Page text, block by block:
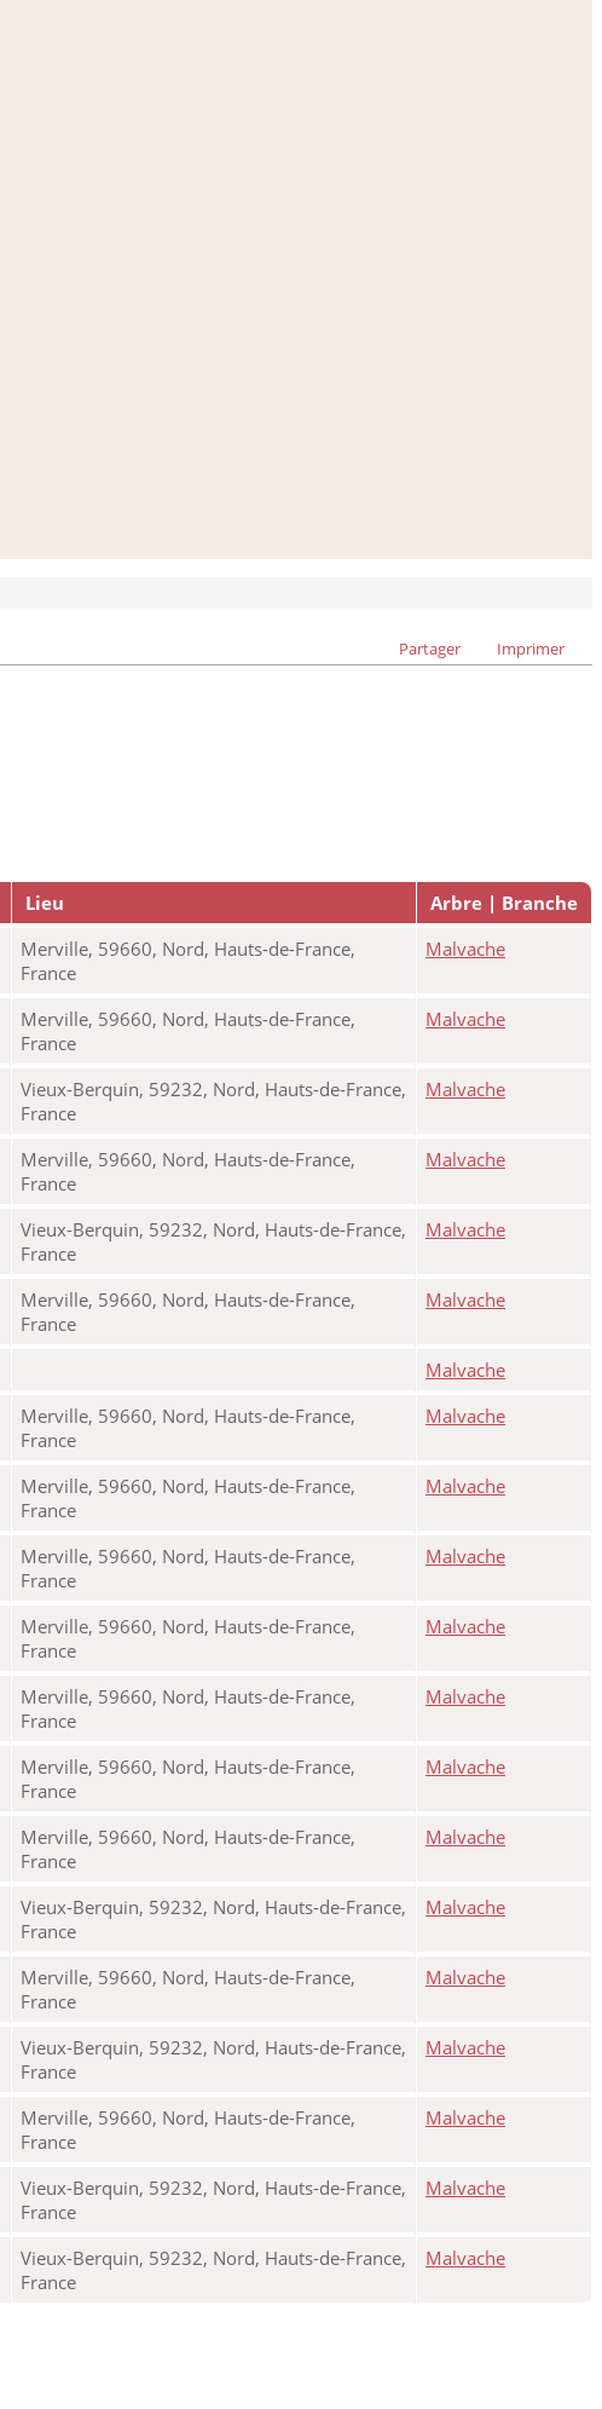
Partager Imprimer
Lieu
Arbre | Branche
Merville, 59660, Nord, Hauts-de-France,
France
Malvache
Merville, 59660, Nord, Hauts-de-France,
France
Malvache
Vieux-Berquin, 59232, Nord, Hauts-de-France,
France
Malvache
Merville, 59660, Nord, Hauts-de-France,
France
Malvache
Vieux-Berquin, 59232, Nord, Hauts-de-France,
France
Malvache
Merville, 59660, Nord, Hauts-de-France,
France
Malvache
Malvache
Merville, 59660, Nord, Hauts-de-France,
France
Malvache
Merville, 59660, Nord, Hauts-de-France,
France
Malvache
Merville, 59660, Nord, Hauts-de-France,
France
Malvache
Merville, 59660, Nord, Hauts-de-France,
France
Malvache
Merville, 59660, Nord, Hauts-de-France,
France
Malvache
Merville, 59660, Nord, Hauts-de-France,
France
Malvache
Merville, 59660, Nord, Hauts-de-France,
France
Malvache
Vieux-Berquin, 59232, Nord, Hauts-de-France,
France
Malvache
Merville, 59660, Nord, Hauts-de-France,
France
Malvache
Vieux-Berquin, 59232, Nord, Hauts-de-France,
France
Malvache
Merville, 59660, Nord, Hauts-de-France,
France
Malvache
Vieux-Berquin, 59232, Nord, Hauts-de-France,
France
Malvache
Vieux-Berquin, 59232, Nord, Hauts-de-France,
France
Malvache